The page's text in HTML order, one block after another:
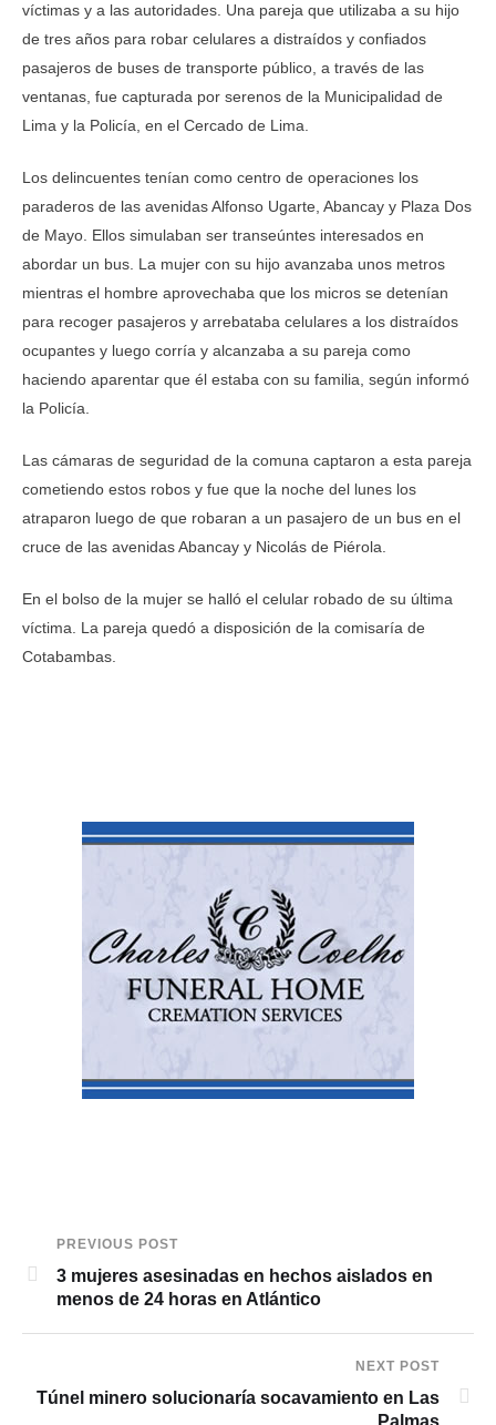
víctimas y a las autoridades. Una pareja que utilizaba a su hijo
de tres años para robar celulares a distraídos y confiados
pasajeros de buses de transporte público, a través de las
ventanas, fue capturada por serenos de la Municipalidad de
Lima y la Policía, en el Cercado de Lima.
Los delincuentes tenían como centro de operaciones los
paraderos de las avenidas Alfonso Ugarte, Abancay y Plaza Dos
de Mayo. Ellos simulaban ser transeúntes interesados en
abordar un bus. La mujer con su hijo avanzaba unos metros
mientras el hombre aprovechaba que los micros se detenían
para recoger pasajeros y arrebataba celulares a los distraídos
ocupantes y luego corría y alcanzaba a su pareja como
haciendo aparentar que él estaba con su familia, según informó
la Policía.
Las cámaras de seguridad de la comuna captaron a esta pareja
cometiendo estos robos y fue que la noche del lunes los
atraparon luego de que robaran a un pasajero de un bus en el
cruce de las avenidas Abancay y Nicolás de Piérola.
En el bolso de la mujer se halló el celular robado de su última
víctima. La pareja quedó a disposición de la comisaría de
Cotabambas.
PREVIOUS POST
3 mujeres asesinadas en hechos aislados en
menos de 24 horas en Atlántico
NEXT POST
Túnel minero solucionaría socavamiento en Las
Palmas